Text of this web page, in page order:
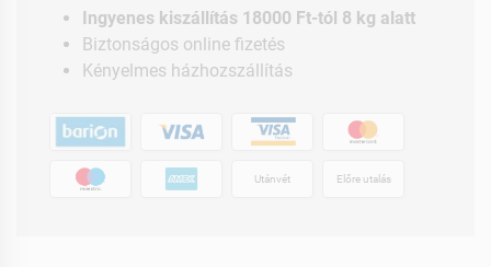
Ingyenes kiszállítás 18000 Ft-tól 8 kg alatt
Biztonságos online fizetés
Kényelmes házhozszállítás
Utánvét Előre utalás